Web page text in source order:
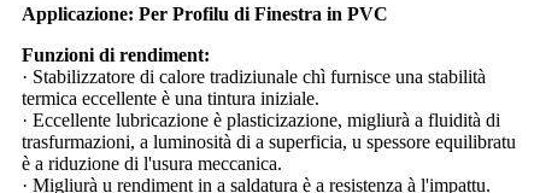
Applicazione: Per Profilu di Finestra in PVC
Funzioni di rendiment:
· Stabilizzatore di calore tradiziunale chì furnisce una stabilità
termica eccellente è una tintura iniziale.
· Eccellente lubricazione è plasticizazione, migliurà a fluidità di
trasfurmazioni, a luminosità di a superficia, u spessore equilibratu
è a riduzione di l'usura meccanica.
· Migliurà u rendiment in a saldatura è a resistenza à l'impattu.